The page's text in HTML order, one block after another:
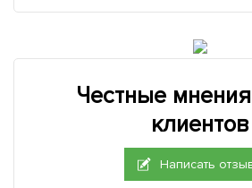
Честные
клиентов
Написать